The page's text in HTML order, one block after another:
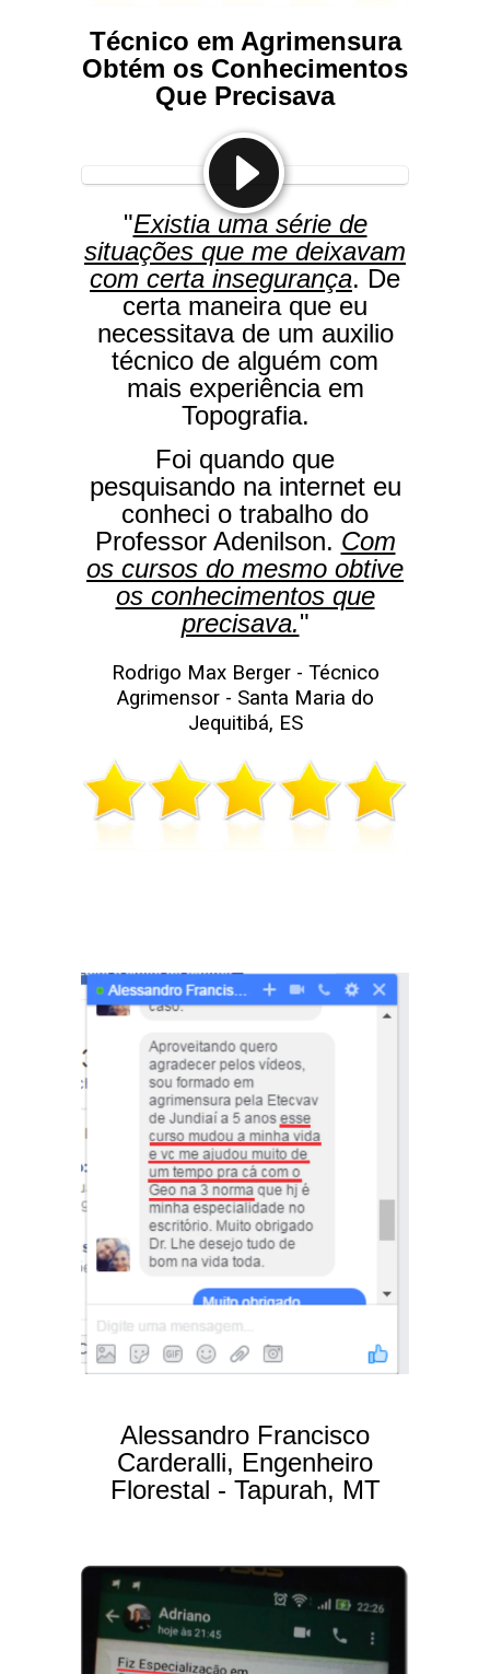
Técnico em Agrimensura
Obtém os Conhecimentos
Que Precisava
"Existia uma série de
situações que me deixavam
com certa insegurança. De
certa maneira que eu
necessitava de um auxilio
técnico de alguém com
mais experiência em
Topografia.
Foi quando que
pesquisando na internet eu
conheci o trabalho do
Professor Adenilson. Com
os cursos do mesmo obtive
os conhecimentos que
precisava."
Rodrigo Max Berger - Técnico
Agrimensor - Santa Maria do
Jequitibá, ES
Alessandro Francisco
Carderalli, Engenheiro
Florestal - Tapurah, MT